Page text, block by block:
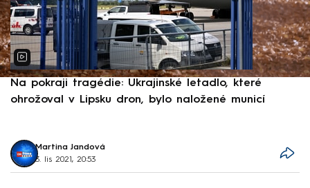
Na pokraji tragédie: Ukrajinské letadlo, které
ohrožoval v Lipsku dron, bylo naložené municí
Martina Jandová
3. lis 2021, 20:53